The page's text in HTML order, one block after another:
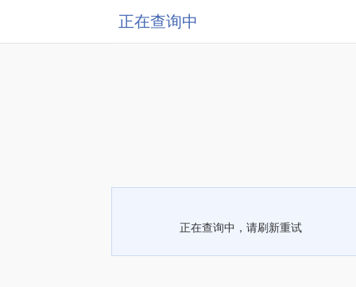
正在查询中
正在查询中，请刷新重试